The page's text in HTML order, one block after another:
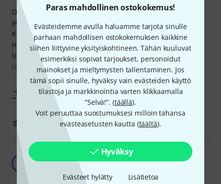
Paras mahdollinen ostokokemus!
Evästeidemme avulla haluamme tarjota sinulle
parhaan mahdollisen ostokokemuksen kaikkine
siihen liittyvine yksityiskohtineen. Tähän kuuluvat
esimerkiksi sopivat tarjoukset, personoidut
mainokset ja mieltymysten tallentaminen. Jos
tämä sopii sinulle, hyväksy vain evästeiden käyttö
tilastoja ja markkinointia varten klikkaamalla
”Selvä!”. (täällä).
Voit peruuttaa suostumuksesi milloin tahansa
evästeasetusten kautta (täältä).
Hyväksy
Evästeet hylätty Lisätietoa
Ostin johdon, jotta voisin ohjata valojani, sillä luulin aluksi,
ettei valojen mukana tulisi valmiiksi tälläistä dmx-kaapelia.
Kun avasin valot siellä olikin valmiiksi lyhyet dmx-kaapelit,
mutta ne tuntuivat aika heikko laatuisilta. Onneksi siis
tilasin tälläisen kaapelin. Se on todella hyvä. Se on todella
laadukkaan oloinen ja hinta/laatu suhde on erinomainen.
Näytä enemmän
RAPORTOI ONGELMASTA
Hyvä peruskaapeli
Matsku 25.07.2018